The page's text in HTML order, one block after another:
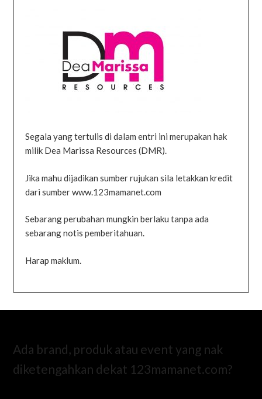
Segala yang tertulis di dalam entri ini merupakan hak
milik Dea Marissa Resources (DMR).
Jika mahu dijadikan sumber rujukan sila letakkan kredit
dari sumber www.123mamanet.com
Sebarang perubahan mungkin berlaku tanpa ada
sebarang notis pemberitahuan.
Harap maklum.
Ada brand, produk atau event yang nak
diketengahkan dekat 123mamanet.com?